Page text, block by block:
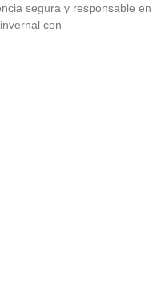
segura y responsable en
con